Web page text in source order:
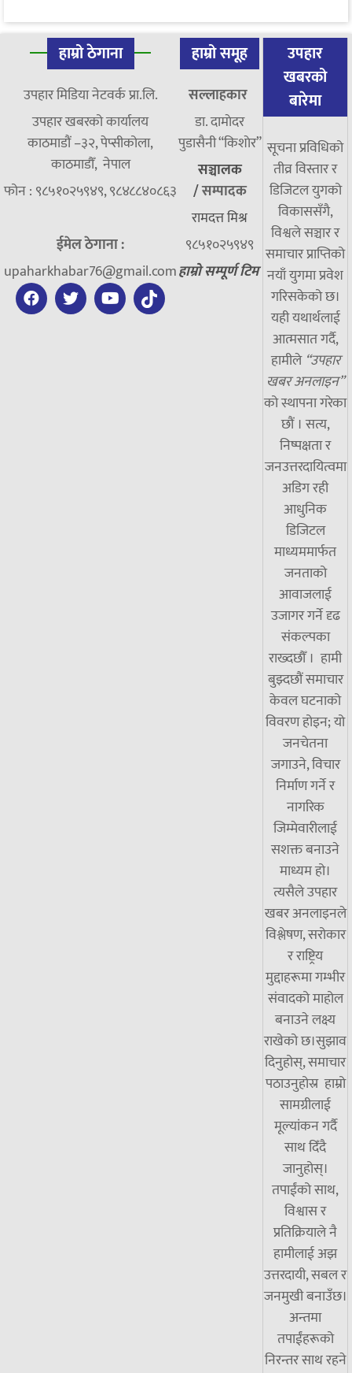
हाम्रो ठेगाना
उपहार मिडिया नेटवर्क प्रा.लि.
उपहार खबरको कार्यालय
काठमाडौं –३२, पेप्सीकोला,
काठमाडौँ, नेपाल
फोन : ९८५१०२५९४९, ९८४८८४०८६३
ईमेल ठेगाना :
upaharkhabar76@gmail.com
हाम्रो समूह
सल्लाहकार
डा. दामाेदर
पुडासैनी “किशाेर”
सञ्चालक
/सम्पादक
रामदत्त मिश्र
९८५१०२५९४९
हाम्रो सम्पूर्ण टिम
उपहार
खबरको
बारेमा
सूचना प्रविधिको
तीव्र विस्तार र
डिजिटल युगको
विकाससँगै,
विश्वले सञ्चार र
समाचार प्राप्तिको
नयाँ युगमा प्रवेश
गरिसकेको छ।
यही यथार्थलाई
आत्मसात गर्दै,
हामीले “उपहार
खबर अनलाइन”
को स्थापना गरेका
छौं । सत्य,
निष्पक्षता र
जनउत्तरदायित्वमा
अडिग रही
आधुनिक
डिजिटल
माध्यममार्फत
जनताको
आवाजलाई
उजागर गर्ने दृढ
संकल्पका
राख्दछौँ । हामी
बुझ्दछौं समाचार
केवल घटनाको
विवरण होइन; यो
जनचेतना
जगाउने, विचार
निर्माण गर्ने र
नागरिक
जिम्मेवारीलाई
सशक्त बनाउने
माध्यम हो।
त्यसैले उपहार
खबर अनलाइनले
विश्लेषण, सरोकार
र राष्ट्रिय
मुद्दाहरूमा गम्भीर
संवादको माहोल
बनाउने लक्ष्य
राखेको छ।सुझाव
दिनुहोस्, समाचार
पठाउनुहोस्र हाम्रो
सामग्रीलाई
मूल्यांकन गर्दै
साथ दिँदै
जानुहोस्।
तपाईंको साथ,
विश्वास र
प्रतिक्रियाले नै
हामीलाई अझ
उत्तरदायी, सबल र
जनमुखी बनाउँछ।
अन्तमा
तपाईंहरूको
निरन्तर साथ रहने